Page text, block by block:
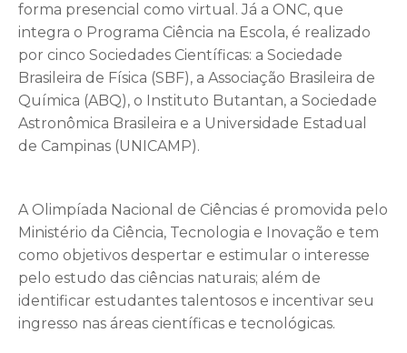
forma presencial como virtual. Já a ONC, que
integra o Programa Ciência na Escola, é realizado
por cinco Sociedades Científicas: a Sociedade
Brasileira de Física (SBF), a Associação Brasileira de
Química (ABQ), o Instituto Butantan, a Sociedade
Astronômica Brasileira e a Universidade Estadual
de Campinas (UNICAMP).
A Olimpíada Nacional de Ciências é promovida pelo
Ministério da Ciência, Tecnologia e Inovação e tem
como objetivos despertar e estimular o interesse
pelo estudo das ciências naturais; além de
identificar estudantes talentosos e incentivar seu
ingresso nas áreas científicas e tecnológicas.